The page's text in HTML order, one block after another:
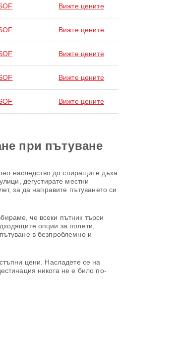
Вижте цените
Вижте цените
Вижте цените
Вижте цените
Вижте цените
при пътуване
наследство до спиращите дъха
дегустирате местни
за да направите пътуването си
че всеки пътник търси
опции за полети,
в безпроблемно и
цени. Насладете се на
никога не е било по-